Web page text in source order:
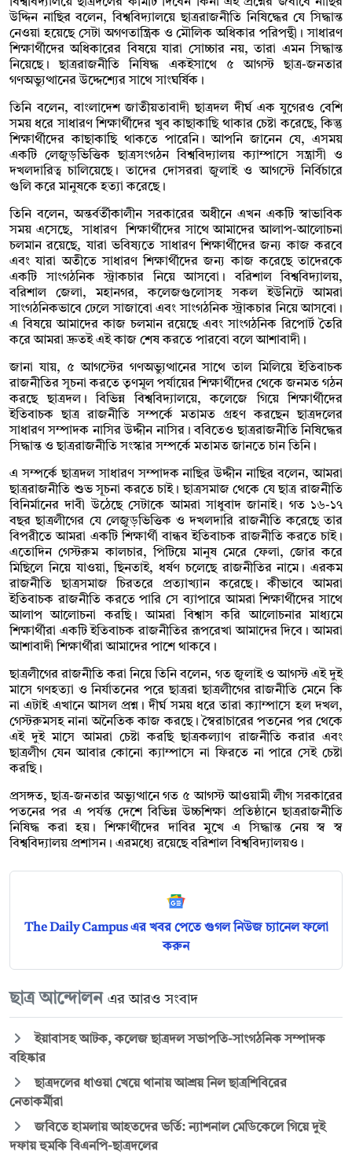
বিশ্ববিদ্যালয়ে ছাত্রদলের কমিটি দিবেন কিনা এই প্রশ্নের জবাবে নাছির
উদ্দিন নাছির বলেন, বিশ্ববিদ্যালয়ে ছাত্ররাজনীতি নিষিদ্ধের যে সিদ্ধান্ত
নেওয়া হয়েছে সেটা অগণতান্ত্রিক ও মৌলিক অধিকার পরিপন্থী। সাধারণ
শিক্ষার্থীদের অধিকারের বিষয়ে যারা সোচ্চার নয়, তারা এমন সিদ্ধান্ত
নিয়েছে। ছাত্ররাজনীতি নিষিদ্ধ একইসাথে ৫ আগস্ট ছাত্র-জনতার
গণঅভ্যুত্থানের উদ্দেশ্যের সাথে সাংঘর্ষিক।
তিনি বলেন, বাংলাদেশ জাতীয়তাবাদী ছাত্রদল দীর্ঘ এক যুগেরও বেশি
সময় ধরে সাধারণ শিক্ষার্থীদের খুব কাছাকাছি থাকার চেষ্টা করেছে, কিন্তু
শিক্ষার্থীদের কাছাকাছি থাকতে পারেনি। আপনি জানেন যে, এসময়
একটি লেজুড়ভিত্তিক ছাত্রসংগঠন বিশ্ববিদ্যালয় ক্যাম্পাসে সন্ত্রাসী ও
দখলদারিত্ব চালিয়েছে। তাদের দোসররা জুলাই ও আগস্টে নির্বিচারে
গুলি করে মানুষকে হত্যা করেছে।
তিনি বলেন, অন্তর্বর্তীকালীন সরকারের অধীনে এখন একটি স্বাভাবিক
সময় এসেছে, সাধারণ শিক্ষার্থীদের সাথে আমাদের আলাপ-আলোচনা
চলমান রয়েছে, যারা ভবিষ্যতে সাধারণ শিক্ষার্থীদের জন্য কাজ করবে
এবং যারা অতীতে সাধারণ শিক্ষার্থীদের জন্য কাজ করেছে তাদেরকে
একটি সাংগঠনিক স্ট্রাকচার নিয়ে আসবো। বরিশাল বিশ্ববিদ্যালয়,
বরিশাল জেলা, মহানগর, কলেজগুলোসহ সকল ইউনিটে আমরা
সাংগঠনিকভাবে ঢেলে সাজাবো এবং সাংগঠনিক স্ট্রাকচার নিয়ে আসবো।
এ বিষয়ে আমাদের কাজ চলমান রয়েছে এবং সাংগঠনিক রিপোর্ট তৈরি
করে আমরা দ্রুতই এই কাজ শেষ করতে পারবো বলে আশাবাদী।
জানা যায়, ৫ আগস্টের গণঅভ্যুত্থানের সাথে তাল মিলিয়ে ইতিবাচক
রাজনীতির সূচনা করতে তৃণমূল পর্যায়ের শিক্ষার্থীদের থেকে জনমত গঠন
করছে ছাত্রদল। বিভিন্ন বিশ্ববিদ্যালয়ে, কলেজে গিয়ে শিক্ষার্থীদের
ইতিবাচক ছাত্র রাজনীতি সম্পর্কে মতামত গ্রহণ করছেন ছাত্রদলের
সাধারণ সম্পাদক নাসির উদ্দীন নাসির। ববিতেও ছাত্ররাজনীতি নিষিদ্ধের
সিদ্ধান্ত ও ছাত্ররাজনীতি সংস্কার সম্পর্কে মতামত জানতে চান তিনি।
এ সম্পর্কে ছাত্রদল সাধারণ সম্পাদক নাছির উদ্দীন নাছির বলেন, আমরা
ছাত্ররাজনীতি শুভ সূচনা করতে চাই। ছাত্রসমাজ থেকে যে ছাত্র রাজনীতি
বিনির্মানের দাবী উঠেছে সেটাকে আমরা সাধুবাদ জানাই। গত ১৬-১৭
বছর ছাত্রলীগের যে লেজুড়ভিত্তিক ও দখলদারি রাজনীতি করেছে তার
বিপরীতে আমরা একটি শিক্ষার্থী বান্ধব ইতিবাচক রাজনীতি করতে চাই।
এতোদিন গেস্টরুম কালচার, পিটিয়ে মানুষ মেরে ফেলা, জোর করে
মিছিলে নিয়ে যাওয়া, ছিনতাই, ধর্ষণ চলেছে রাজনীতির নামে। এরকম
রাজনীতি ছাত্রসমাজ চিরতরে প্রত্যাখ্যান করেছে। কীভাবে আমরা
ইতিবাচক রাজনীতি করতে পারি সে ব্যাপারে আমরা শিক্ষার্থীদের সাথে
আলাপ আলোচনা করছি। আমরা বিশ্বাস করি আলোচনার মাধ্যমে
শিক্ষার্থীরা একটি ইতিবাচক রাজনীতির রূপরেখা আমাদের দিবে। আমরা
আশাবাদী শিক্ষার্থীরা আমাদের পাশে থাকবে।
ছাত্রলীগের রাজনীতি করা নিয়ে তিনি বলেন, গত জুলাই ও আগস্ট এই দুই
মাসে গণহত্যা ও নির্যাতনের পরে ছাত্ররা ছাত্রলীগের রাজনীতি মেনে কি
না এটাই এখানে আসল প্রশ্ন। দীর্ঘ সময় ধরে তারা ক্যাম্পাসে হল দখল,
গেস্টরুমসহ নানা অনৈতিক কাজ করছে। স্বৈরাচারের পতনের পর থেকে
এই দুই মাসে আমরা চেষ্টা করছি ছাত্রকল্যাণ রাজনীতি করার এবং
ছাত্রলীগ যেন আবার কোনো ক্যাম্পাসে না ফিরতে না পারে সেই চেষ্টা
করছি।
প্রসঙ্গত, ছাত্র-জনতার অভ্যুত্থানে গত ৫ আগস্ট আওয়ামী লীগ সরকারের
পতনের পর এ পর্যন্ত দেশে বিভিন্ন উচ্চশিক্ষা প্রতিষ্ঠানে ছাত্ররাজনীতি
নিষিদ্ধ করা হয়। শিক্ষার্থীদের দাবির মুখে এ সিদ্ধান্ত নেয় স্ব স্ব
বিশ্ববিদ্যালয় প্রশাসন। এরমধ্যে রয়েছে বরিশাল বিশ্ববিদ্যালয়ও।
The Daily Campus এর খবর পেতে গুগল নিউজ চ্যানেল ফলো
করুন
ছাত্র আন্দোলন এর আরও সংবাদ
ইয়াবাসহ আটক, কলেজ ছাত্রদল সভাপতি-সাংগঠনিক সম্পাদক
বহিষ্কার
ছাত্রদলের ধাওয়া খেয়ে থানায় আশ্রয় নিল ছাত্রশিবিরের
নেতাকর্মীরা
জবিতে হামলায় আহতদের ভর্তি: ন্যাশনাল মেডিকেলে গিয়ে দুই
দফায় হুমকি বিএনপি-ছাত্রদলের